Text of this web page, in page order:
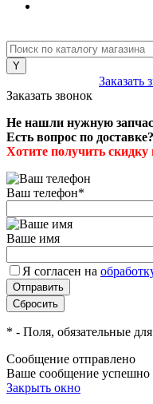
Заказать
Заказать звонок
Не нашли нужную
Есть вопрос по доставке?
Хотите получить скидку
Ваш телефон*
Ваше имя
Я согласен на
* - Поля, обязательные
Сообщение отправлено
Ваше сообщение успешно
Закрыть окно